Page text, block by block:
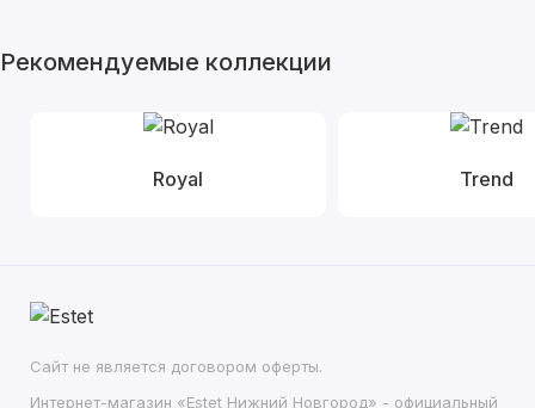
Рекомендуемые коллекции
Royal Trend
Сайт не является договором оферты.
Интернет-магазин «Estet Нижний Новгород» - официальный